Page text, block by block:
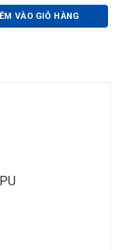
VÀO GIỎ HÀNG